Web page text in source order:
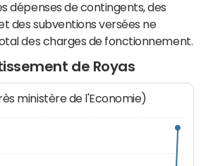
dépenses de contingents, des
des subventions versées ne
des charges de fonctionnement.
de Royas
ministère de l'Economie)